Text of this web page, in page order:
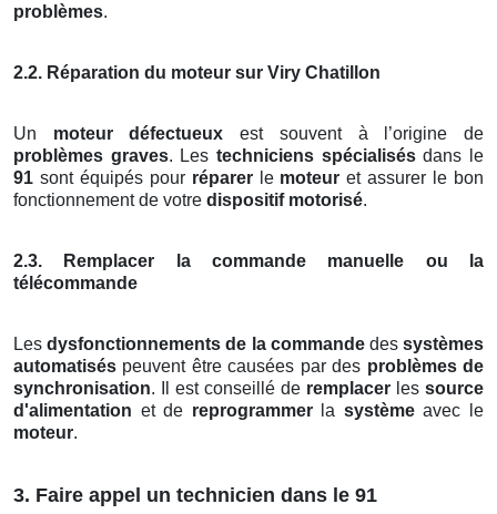
problèmes.
2.2. Réparation du moteur sur Viry Chatillon
Un moteur défectueux est souvent à l’origine de
problèmes graves. Lestechniciens spécialisésdans le
91 sont équipés pour réparerle moteur et assurer le bon
fonctionnement de votre dispositif motorisé.
2.3. Remplacer la commande manuelle ou la
télécommande
Lesdysfonctionnements de la commandedessystèmes
automatisés peuvent être causées par des problèmes de
synchronisation. Il est conseillé de remplacer les source
d'alimentation et de reprogrammerla systèmeavec le
moteur.
3. Faire appel un technicien dans le 91